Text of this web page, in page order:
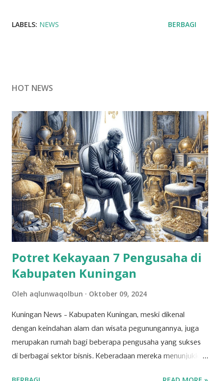
LABELS: NEWS BERBAGI
HOT NEWS
Potret Kekayaan 7 Pengusaha di
Kabupaten Kuningan
Oleh aqlunwaqolbun Oktober 09, 2024
Kuningan News - Kabupaten Kuningan, meski dikenal
dengan keindahan alam dan wisata pegunungannya, juga
merupakan rumah bagi beberapa pengusaha yang sukses
di berbagai sektor bisnis. Keberadaan mereka menunjukkan